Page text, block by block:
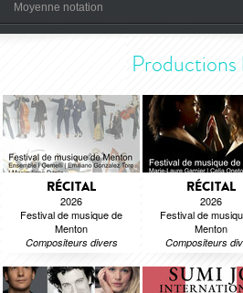
Moyenne notation
Productions
RÉCITAL
2026
Festival de musique de
Menton
Compositeurs divers
RÉCITAL
2026
Festival de
Menton
Compositeurs